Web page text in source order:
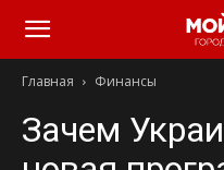
Главная Финансы
Зачем